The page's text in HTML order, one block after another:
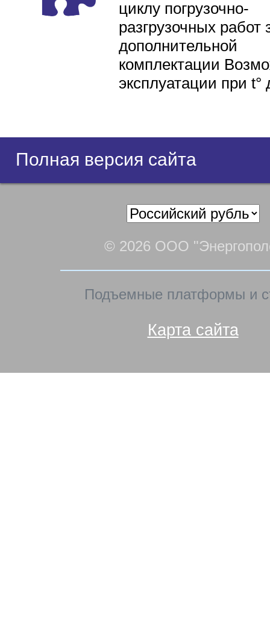
циклу погрузочно-
разгрузочных работ
дополнительной
комплектации
эксплуатации при t°
Полная версия сайта
© 2026 ООО
Подъемные платформы и
Карта сайта